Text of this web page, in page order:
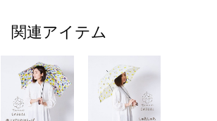
関連アイテム